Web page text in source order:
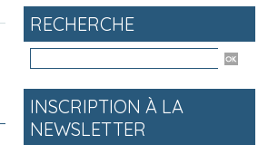
RECHERCHE
INSCRIPTION À LA
NEWSLETTER